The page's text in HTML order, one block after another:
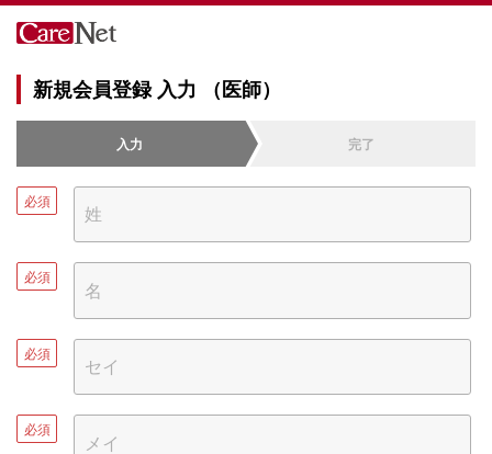
新規会員登録 入力 （医師）
入力 完了
必須
必須
必須
必須